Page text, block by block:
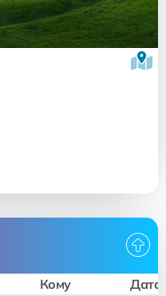
Кому Дата